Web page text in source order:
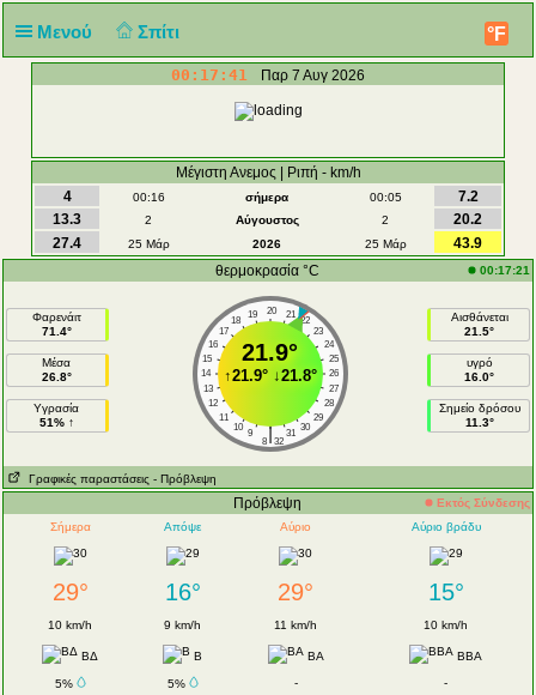
Μενού Σπίτι °F
00:17:41 Παρ 7 Αυγ 2026
Μέγιστη Ανεμος | Ριπή - km/h
4
00:16 σήμερα 00:05
7.2
13.3
2 Αύγουστος 2
20.2
27.4
25 Μάρ 2026 25 Μάρ
43.9
θερμοκρασία °C
00:17:21
Φαρενάιτ
71.4°
Μέσα
26.8°
Υγρασία
51% ↑
20
19 21
18
22
17
23
16
24
15
25
14
26
13
27
12
28
11
29
10
30
9 31
|
8 32
21.9°
↑21.9°↓21.8°
Αισθάνεται
21.5°
υγρό
16.0°
Σημείο δρόσου
11.3°
Γραφικές παραστάσεις - Πρόβλεψη
Πρόβλεψη
Εκτός Σύνδεσης
Σήμερα
Απόψε Αύριο Αύριο βράδυ
29° 16° 29° 15°
10 km/h 9 km/h 11 km/h 10 km/h
ΒΔ Β ΒΑ ΒΒΑ
5% 5% - -